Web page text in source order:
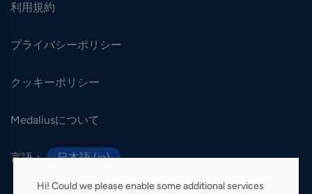
利用規約
プライバシーポリシー
クッキーポリシー
Medaliusについて
言語： 日本語 (ja)
Hi! Could we please enable some additional services